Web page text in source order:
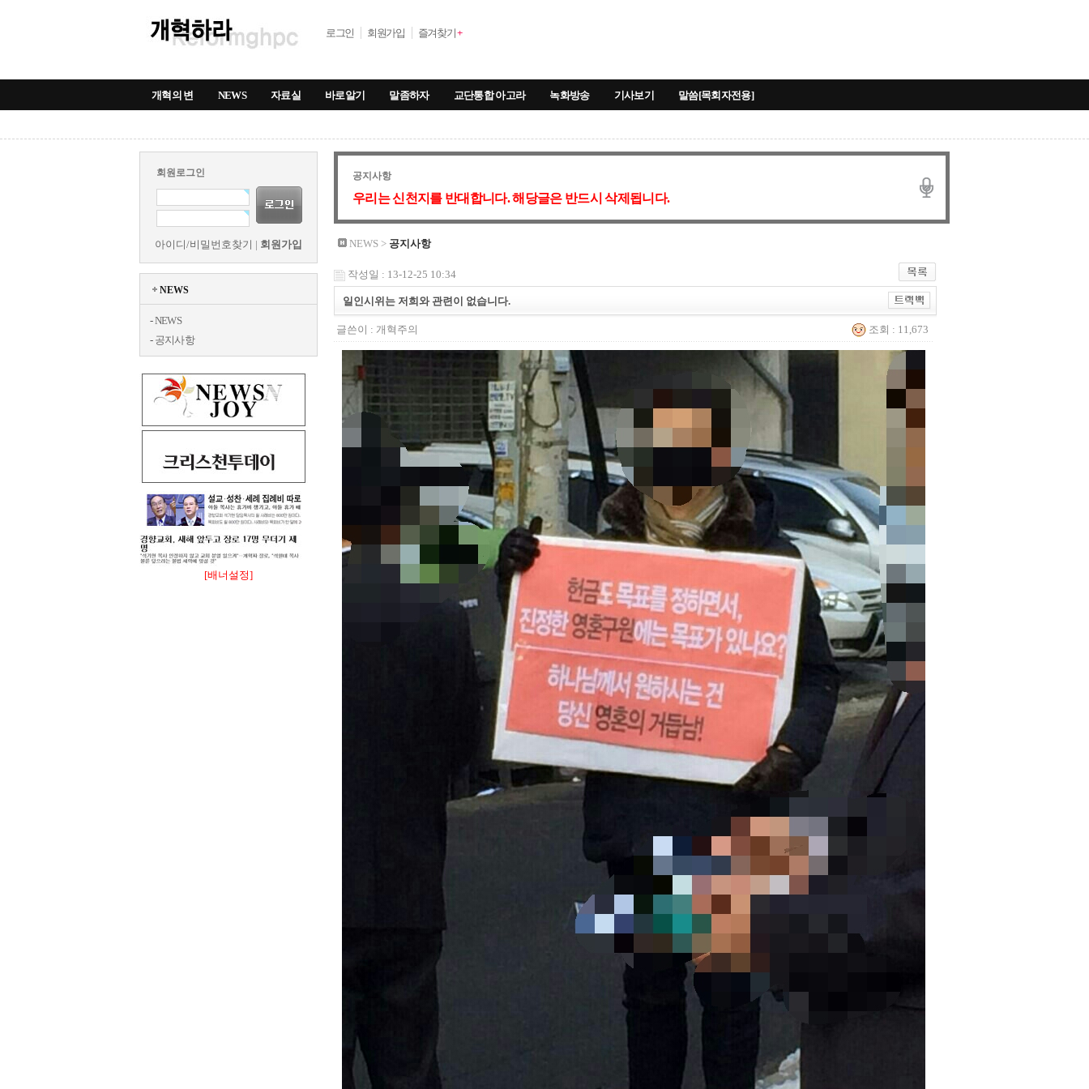
로그인 회원가입 즐겨찾기+
개혁의 변 NEWS 자료실 바로알기 말좀하자 교단통합 아고라 녹화방송 기사보기 말씀[목회자전용]
회원로그인
아이디/비밀번호찾기 | 회원가입
NEWS
-NEWS
- 공지사항
[배너설정]
공지사항
우리는 신천지를 반대합니다. 해당글은 반드시 삭제됩니다.
NEWS > 공지사항
작성일 : 13-12-25 10:34
일인시위는 저희와 관련이 없습니다.
글쓴이 : 개혁주의 조회 : 11,673